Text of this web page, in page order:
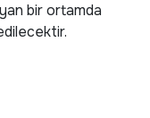
bir ortamda